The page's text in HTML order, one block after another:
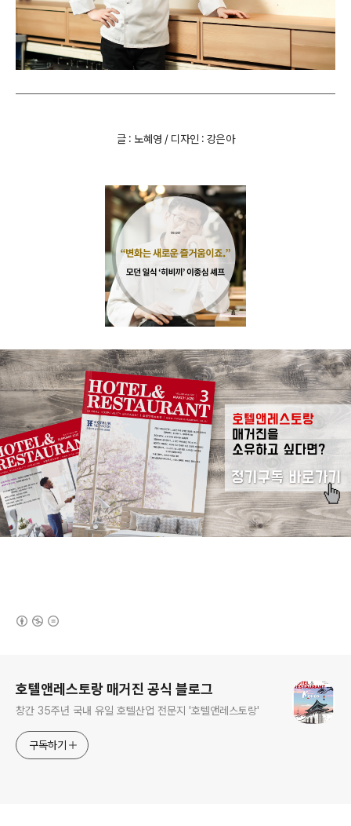
글 : 노혜영 / 디자인 : 강은아
호텔앤레스토랑 매거진 공식 블로그
창간 35주년 국내 유일 호텔산업 전문지 '호텔앤레스토랑'
구독하기